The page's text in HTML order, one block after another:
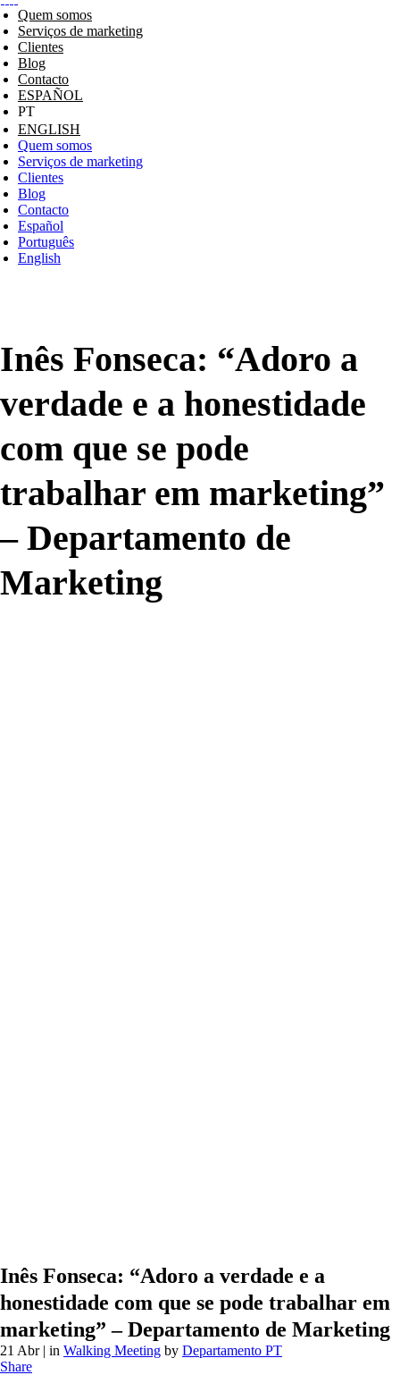
Quem somos
Serviços de marketing
Clientes
Blog
Contacto
ESPAÑOL
ENGLISH
Quem somos
Serviços de marketing
Clientes
Blog
Contacto
Español
Português
English
Inês Fonseca: “Adoro a
verdade e a honestidade
com que se pode
trabalhar em marketing”
– Departamento de
Marketing
Inês Fonseca: “Adoro a verdade e a
honestidade com que se pode trabalhar em
marketing” – Departamento de Marketing
21 Abr| in Walking Meeting by Departamento PT
Share